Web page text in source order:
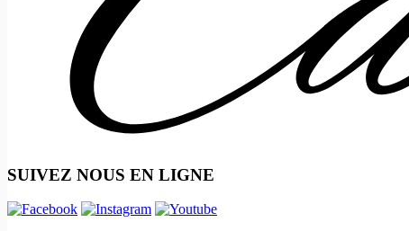
SUIVEZ NOUS EN LIGNE